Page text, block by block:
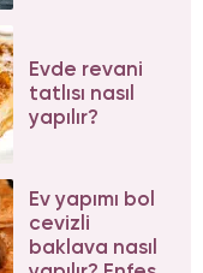
Evde revani
tatlısı nasıl
yapılır?
Ev yapımı bol
cevizli
baklava nasıl